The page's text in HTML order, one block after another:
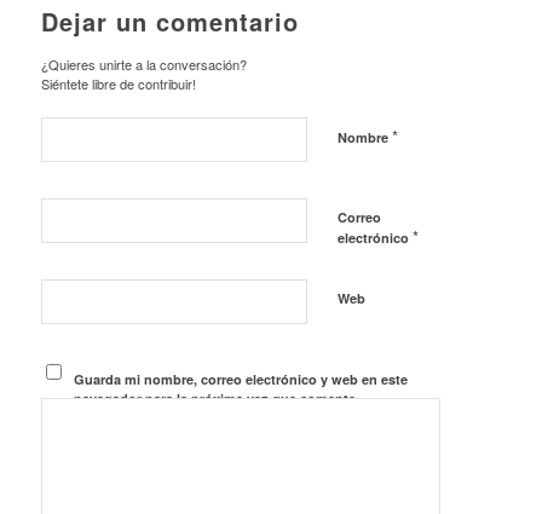
Dejar un comentario
¿Quieres unirte a la conversación?
Siéntete libre de contribuir!
Nombre *
Correo
electrónico *
Web
Guarda mi nombre, correo electrónico y web en este
navegador para la próxima vez que comente.